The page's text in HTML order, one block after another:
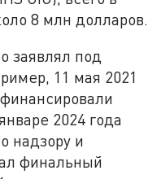
8 млн долларов.
заявлял под
11 мая 2021
2024 года
надзору и
финальный